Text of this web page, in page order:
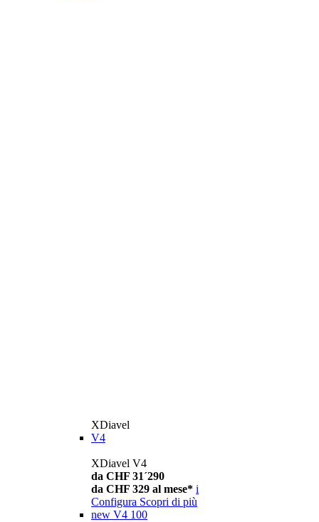
XDiavel
V4
XDiavel V4
da CHF 31´290
da CHF 329 al mese* i
Configura Scopri di più
new V4 100